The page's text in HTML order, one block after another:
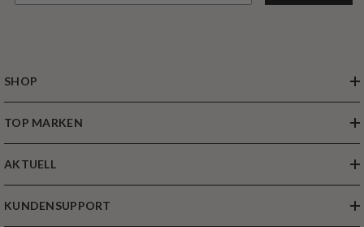
SHOP
TOP MARKEN
AKTUELL
KUNDENSUPPORT